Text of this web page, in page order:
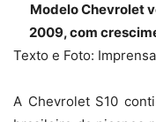
Modelo Chevrolet
2009, com
Texto e Foto:
A Chevrolet S10